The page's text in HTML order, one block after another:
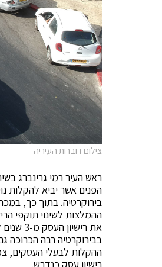
צילום דוברות העיריה
ראש העיר רמי גרינברג
הפנים אשר יביא להקלות
בירוקרטיה. בתוך כך,
ההמלצות לשינוי תוקפי
בבירוקרטיה רבה הכרוכה
ההקלות לבעלי העסקים,